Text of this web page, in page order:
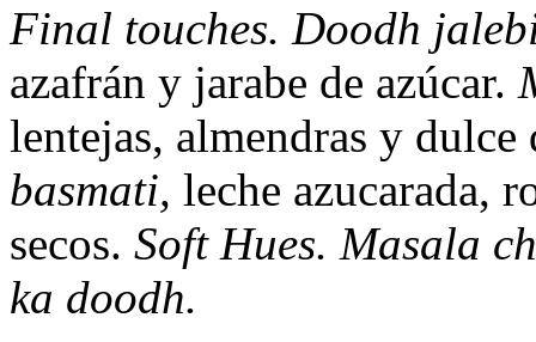
Final touches. Doodh
azafrán y jarabe de azúcar.
lentejas, almendras y dulce
basmati, leche azucarada,
secos. Soft Hues. Masala
ka doodh.